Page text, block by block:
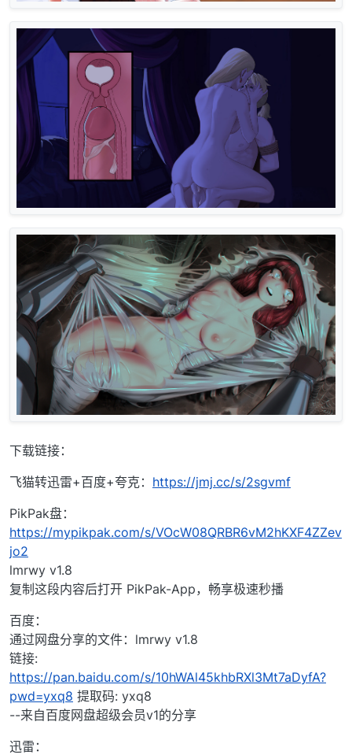
下载链接：
飞猫转迅雷+百度+夸克： https://jmj.cc/s/2sgvmf
PikPak盘：
https://mypikpak.com/s/VOcW08QRBR6vM2hKXF4ZZev
jo2
lmrwy v1.8
复制这段内容后打开 PikPak-App，畅享极速秒播
百度：
通过网盘分享的文件：lmrwy v1.8
链接:
https://pan.baidu.com/s/10hWAl45khbRXl3Mt7aDyfA?
pwd=yxq8 提取码: yxq8
--来自百度网盘超级会员v1的分享
迅雷：